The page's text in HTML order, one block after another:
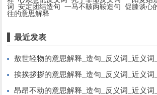
词
安定团结造句 一马不鞁两鞍造句 促膝谈心
往的意思解释
最近发表
敖世轻物的意思解释_造句_反义词_近义词
挨挨拶拶的意思解释_造句_反义词_近义词
昂昂不动的意思解释_造句_反义词_近义词